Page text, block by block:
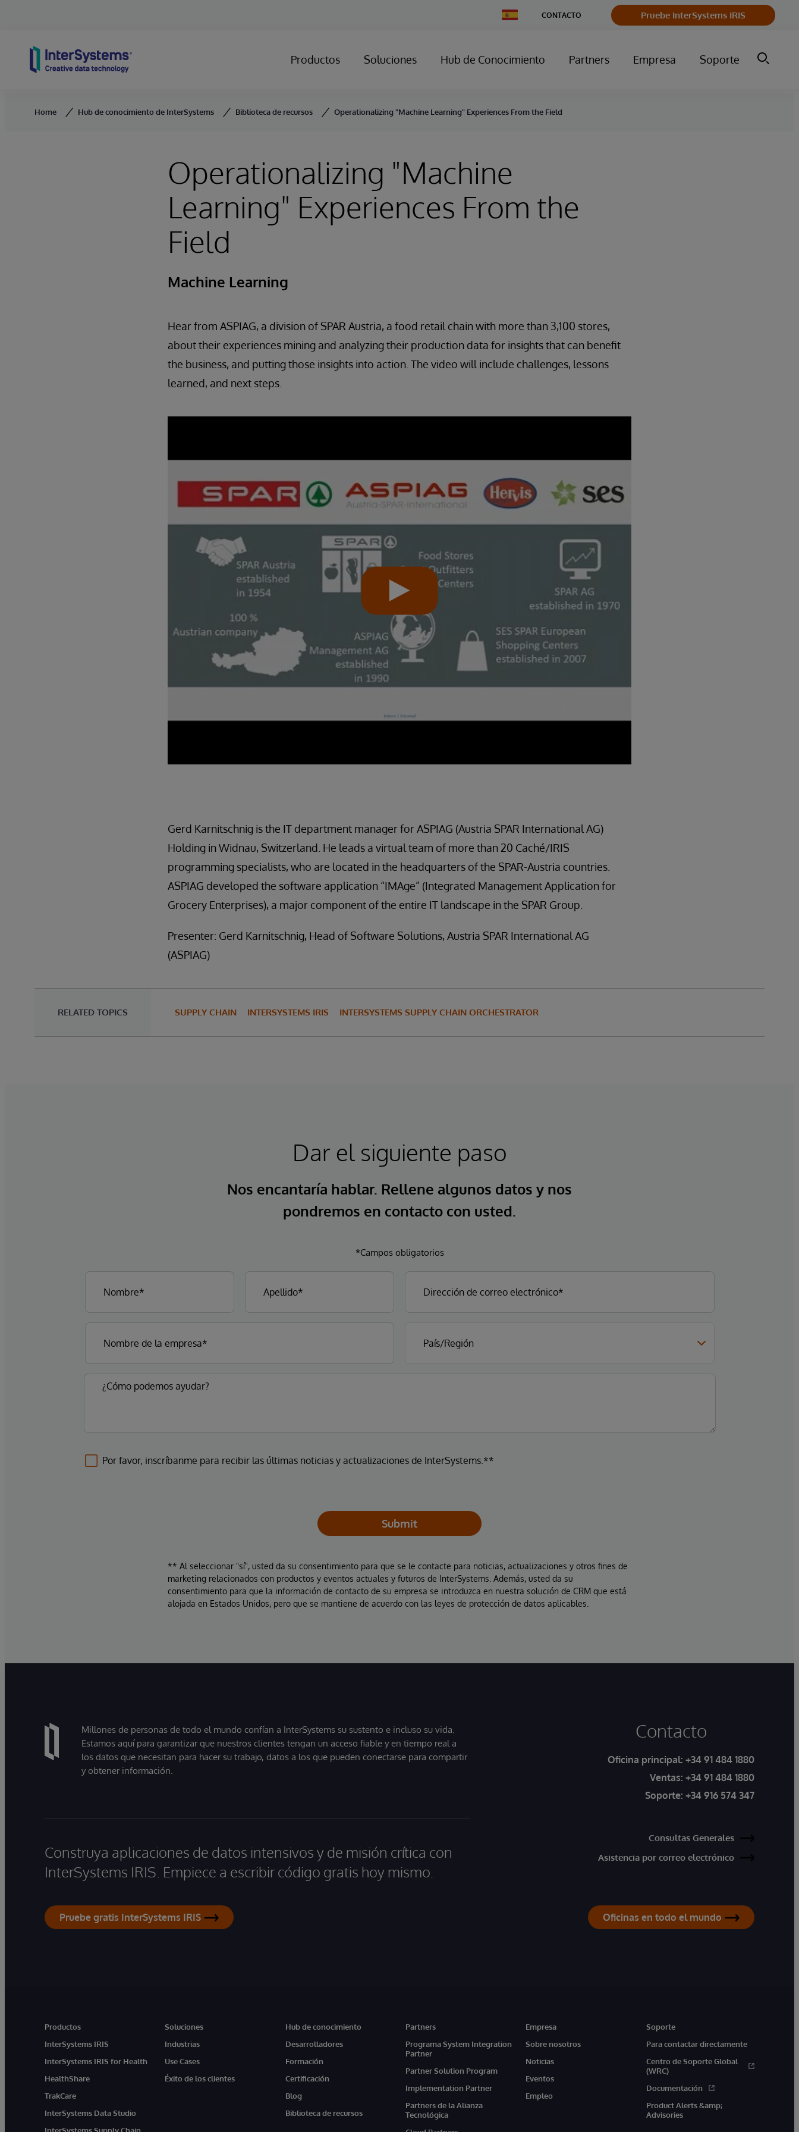
Change
Country
CONTACTO Pruebe InterSystems IRIS
Productos Soluciones Hub de Conocimiento Partners Empresa Soporte
Home Hub de conocimiento de InterSystems Biblioteca de recursos Operationalizing "Machine Learning" Experiences From the Field
Operationalizing "Machine
Learning" Experiences From the
Field
Machine Learning
Hear from ASPIAG, a division of SPAR Austria, a food retail chain with more than 3,100 stores,
about their experiences mining and analyzing their production data for insights that can benefit
the business, and putting those insights into action. The video will include challenges, lessons
learned, and next steps.
Gerd Karnitschnig is the IT department manager for ASPIAG (Austria SPAR International AG)
Holding in Widnau, Switzerland. He leads a virtual team of more than 20 Caché/IRIS
programming specialists, who are located in the headquarters of the SPAR-Austria countries.
ASPIAG developed the software application “IMAge” (Integrated Management Application for
Grocery Enterprises), a major component of the entire IT landscape in the SPAR Group.
Presenter: Gerd Karnitschnig, Head of Software Solutions, Austria SPAR International AG
(ASPIAG)
RELATED TOPICS SUPPLY CHAIN INTERSYSTEMS IRIS INTERSYSTEMS SUPPLY CHAIN ORCHESTRATOR
Dar el siguiente paso
Nos encantaría hablar. Rellene algunos datos y nos
pondremos en contacto con usted.
*Campos obligatorios
Por favor, inscríbanme para recibir las últimas noticias y actualizaciones de InterSystems.**
Submit
** Al seleccionar "sí", usted da su consentimiento para que se le contacte para noticias, actualizaciones y otros fines de
marketing relacionados con productos y eventos actuales y futuros de InterSystems. Además, usted da su
consentimiento para que la información de contacto de su empresa se introduzca en nuestra solución de CRM que está
alojada en Estados Unidos, pero que se mantiene de acuerdo con las leyes de protección de datos aplicables.
Millones de personas de todo el mundo confían a InterSystems su sustento e incluso su vida.
Estamos aquí para garantizar que nuestros clientes tengan un acceso fiable y en tiempo real a
los datos que necesitan para hacer su trabajo, datos a los que pueden conectarse para compartir
y obtener información.
Construya aplicaciones de datos intensivos y de misión crítica con
InterSystems IRIS. Empiece a escribir código gratis hoy mismo.
Pruebe gratis InterSystems IRIS
Contacto
Oficina principal: +34 91 484 1880
Ventas: +34 91 484 1880
Soporte: +34 916 574 347
Consultas Generales
Asistencia por correo electrónico
Oficinas en todo el mundo
Productos
InterSystems IRIS
InterSystems IRIS for Health
HealthShare
TrakCare
InterSystems Data Studio
Soluciones
Industrias
Use Cases
Éxito de los clientes
Hub de conocimiento
Desarrolladores
Formación
Certificación
Blog
Biblioteca de recursos
Partners
Programa System Integration
Partner
Partner Solution Program
Implementation Partner
Partners de la Alianza
Tecnológica
Empresa
Sobre nosotros
Noticias
Eventos
Empleo
Soporte
Para contactar directamente
Centro de Soporte Global
(WRC)
Documentación
Product Alerts &amp;
Advisories